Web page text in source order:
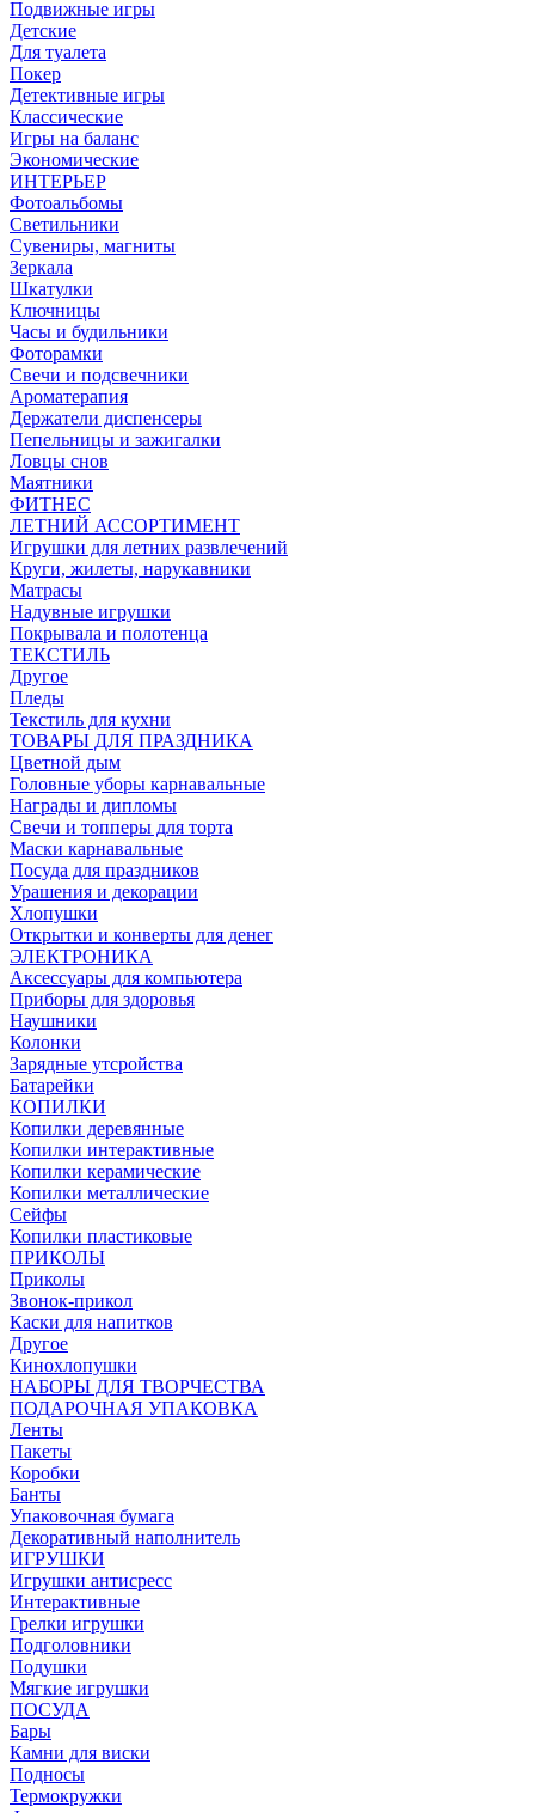
Подвижные игры
Детские
Для туалета
Покер
Детективные игры
Классические
Игры на баланс
Экономические
ИНТЕРЬЕР
Фотоальбомы
Светильники
Сувениры, магниты
Зеркала
Шкатулки
Ключницы
Часы и будильники
Фоторамки
Свечи и подсвечники
Ароматерапия
Держатели диспенсеры
Пепельницы и зажигалки
Ловцы снов
Маятники
ФИТНЕС
ЛЕТНИЙ АССОРТИМЕНТ
Игрушки для летних развлечений
Круги, жилеты, нарукавники
Матрасы
Надувные игрушки
Покрывала и полотенца
ТЕКСТИЛЬ
Другое
Пледы
Текстиль для кухни
ТОВАРЫ ДЛЯ ПРАЗДНИКА
Цветной дым
Головные уборы карнавальные
Награды и дипломы
Свечи и топперы для торта
Маски карнавальные
Посуда для праздников
Урашения и декорации
Хлопушки
Открытки и конверты для денег
ЭЛЕКТРОНИКА
Аксессуары для компьютера
Приборы для здоровья
Наушники
Колонки
Зарядные утсройства
Батарейки
КОПИЛКИ
Копилки деревянные
Копилки интерактивные
Копилки керамические
Копилки металлические
Сейфы
Копилки пластиковые
ПРИКОЛЫ
Приколы
Звонок-прикол
Каски для напитков
Другое
Кинохлопушки
НАБОРЫ ДЛЯ ТВОРЧЕСТВА
ПОДАРОЧНАЯ УПАКОВКА
Ленты
Пакеты
Коробки
Банты
Упаковочная бумага
Декоративный наполнитель
ИГРУШКИ
Игрушки антисресс
Интерактивные
Грелки игрушки
Подголовники
Подушки
Мягкие игрушки
ПОСУДА
Бары
Камни для виски
Подносы
Термокружки